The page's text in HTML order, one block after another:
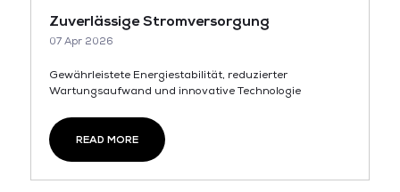
Zuverlässige Stromversorgung
07 Apr 2026
Gewährleistete Energiestabilität, reduzierter
Wartungsaufwand und innovative Technologie
READ MORE